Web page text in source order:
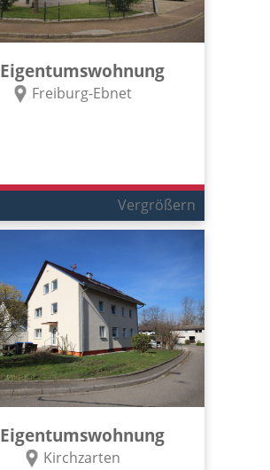
Eigentumswohnung
Freiburg-Ebnet
Vergrößern
Eigentumswohnung
Kirchzarten